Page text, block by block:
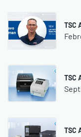
TSC
TSC
TSC